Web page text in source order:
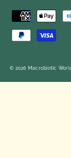
© 2026 Macrobiotic